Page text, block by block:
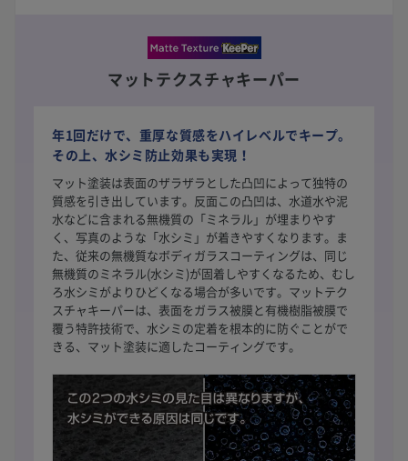
マットテクスチャキーパー
年1回だけで、重厚な質感をハイレベルでキープ。
その上、水シミ防止効果も実現！
マット塗装は表面のザラザラとした凸凹によって独特の
質感を引き出しています。反面この凸凹は、水道水や泥
水などに含まれる無機質の「ミネラル」が埋まりやす
く、写真のような「水シミ」が着きやすくなります。ま
た、従来の無機質なボディガラスコーティングは、同じ
無機質のミネラル(水シミ)が固着しやすくなるため、むし
ろ水シミがよりひどくなる場合が多いです。マットテク
スチャキーパーは、表面をガラス被膜と有機樹脂被膜で
覆う特許技術で、水シミの定着を根本的に防ぐことがで
きる、マット塗装に適したコーティングです。